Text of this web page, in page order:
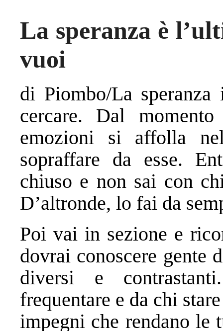
La speranza è
vuoi
di Piombo/La
cercare. Dal
emozioni si affolla
sopraffare da esse.
chiuso e non sai con
D’altronde, lo fai da
Poi vai in sezione e
dovrai conoscere gente
diversi e
frequentare e da chi
impegni che rendano le